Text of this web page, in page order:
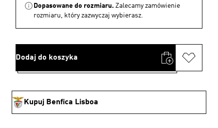
Dopasowane do rozmiaru. Zalecamy zamówienie
rozmiaru, który zazwyczaj wybierasz.
Dodaj do koszyka
Kupuj Benfica Lisboa